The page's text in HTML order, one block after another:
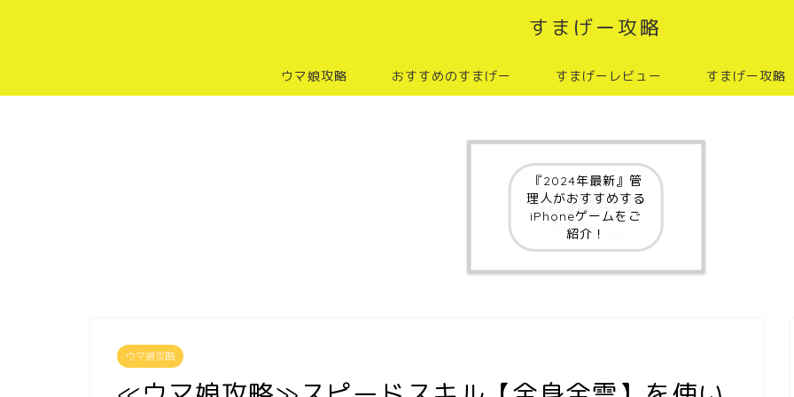
すまげー攻略
ウマ娘攻略 おすすめのすまげー すまげーレビュー すまげー攻略
『2024年最新』管
理人がおすすめする
iPhoneゲームをご
紹介！
ウマ娘攻略